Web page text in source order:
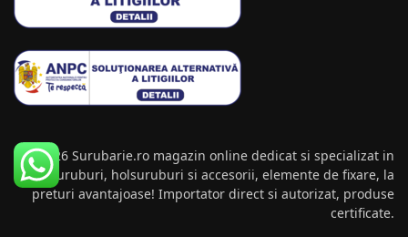
© 2026 Surubarie.ro magazin online dedicat si specializat in
suruburi, holsuruburi si accesorii, elemente de fixare, la
preturi avantajoase! Importator direct si autorizat, produse
certificate.